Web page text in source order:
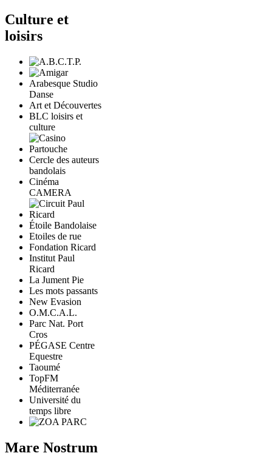
Culture et
loisirs
Arabesque Studio
Danse
Art et Découvertes
BLC loisirs et
culture
Cercle des auteurs
bandolais
Cinéma
CAMERA
Étoile Bandolaise
Etoiles de rue
Fondation Ricard
Institut Paul
Ricard
La Jument Pie
Les mots passants
New Evasion
O.M.C.A.L.
Parc Nat. Port
Cros
PÉGASE Centre
Equestre
Taoumé
TopFM
Méditerranée
Université du
temps libre
Mare Nostrum